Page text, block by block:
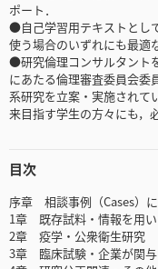
ポート．
●自己学習用テキストとし
使う場合のいずれにも最適
●研究倫理コンサルタント
にあたる倫理審査委員会委
系研究を立案・実施されて
来目指す学生の方々にも，
目次
序章 相談事例（Cases）
1章 既存試料・情報を用
2章 疫学・公衆衛生研究
3章 臨床試験・企業が関